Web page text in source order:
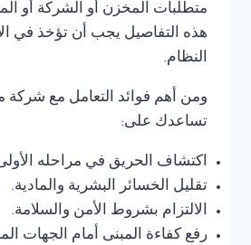
متطلبات المخزن أو الشركة أو
هذه التفاصيل يجب أن تؤخذ في
النظام.
ومن أهم فوائد التعامل مع شركة
تساعدك على:
اكتشاف الحريق في مراحله
تقليل الخسائر البشرية والمادية.
الالتزام بشروط الأمن والسلامة.
رفع كفاءة المبنى أمام الجهات